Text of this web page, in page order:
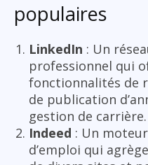
populaires
LinkedIn : Un
professionnel qui
fonctionnalités de
de publication
gestion de carrière.
Indeed : Un
d’emploi qui